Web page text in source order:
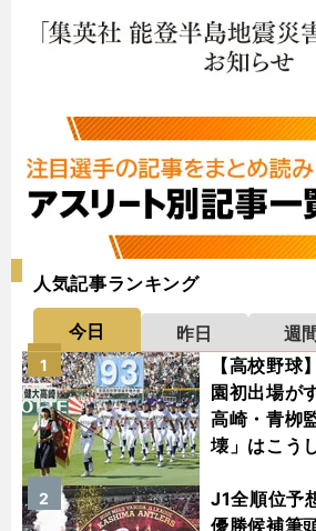
人気記事ランキング
今日 昨日 週
【高校野
園初出場が
高崎・青栁
壊」はこう
1
J1全順位予
優勝候補筆
2